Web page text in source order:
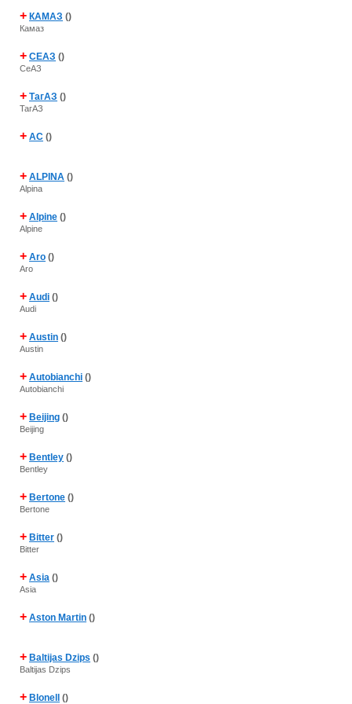
+ КАМАЗ ()
Камаз
+ СЕАЗ ()
СеАЗ
+ ТагАЗ ()
ТагАЗ
+ AC ()
+ ALPINA ()
Alpina
+ Alpine ()
Alpine
+ Aro ()
Aro
+ Audi ()
Audi
+ Austin ()
Austin
+ Autobianchi ()
Autobianchi
+ Beijing ()
Beijing
+ Bentley ()
Bentley
+ Bertone ()
Bertone
+ Bitter ()
Bitter
+ Asia ()
Asia
+ Aston Martin ()
+ Baltijas Dzips ()
Baltijas Dzips
+ Blonell ()